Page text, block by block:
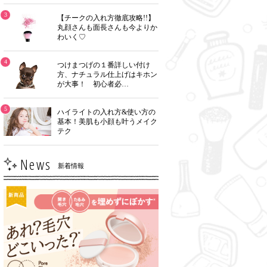
3
【チークの入れ方徹底攻略!!】
丸顔さんも面長さんも今よりか
わいく♡
4
つけまつげの１番詳しい付け
方、ナチュラル仕上げはキホン
が大事！ 初心者必…
5
ハイライトの入れ方&使い方の
基本！美肌も小顔も叶うメイク
テク
News 新着情報
新商品